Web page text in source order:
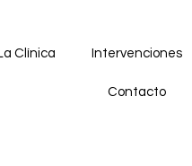
Clínica Intervenciones
Contacto